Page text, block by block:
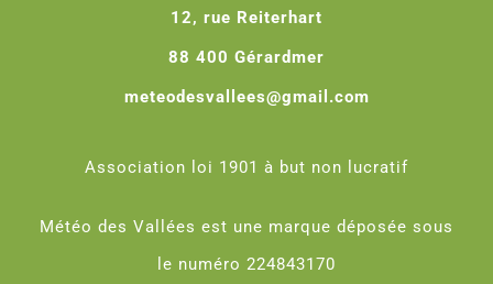
12, rue Reiterhart
88 400 Gérardmer
meteodesvallees@gmail.com
Association loi 1901 à but non lucratif
Météo des Vallées est une marque déposée sous
le numéro 224843170